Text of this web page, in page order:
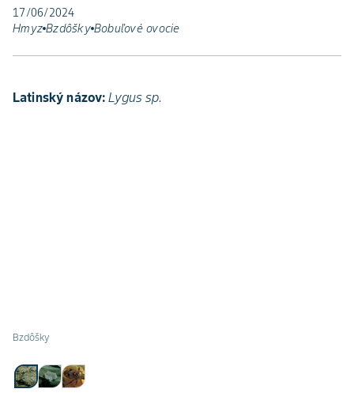
17/06/2024
Hmyz Bzdôšky Bobuľové ovocie
Latinský názov: Lygus sp.
Bzdôšky